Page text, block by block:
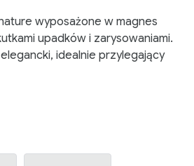
wyposażone w magnes
upadków i zarysowaniami.
idealnie przylegający